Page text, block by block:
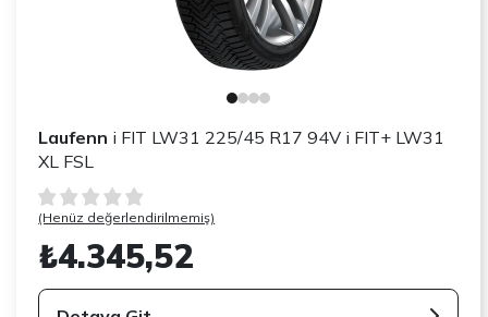
Laufenn i FIT LW31 225/45 R17 94V i FIT+ LW31
XL FSL
(Henüz değerlendirilmemiş)
₺4.345,52